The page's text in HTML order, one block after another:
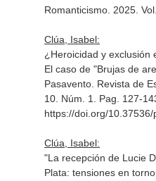
Romanticismo. 2025.
Clúa, Isabel:
¿Heroicidad y exclusión
El caso de "Brujas de
Pasavento. Revista de
10. Núm. 1. Pag. 127-
https://doi.org/
Clúa, Isabel:
"La recepción de Lucie
Plata: tensiones en